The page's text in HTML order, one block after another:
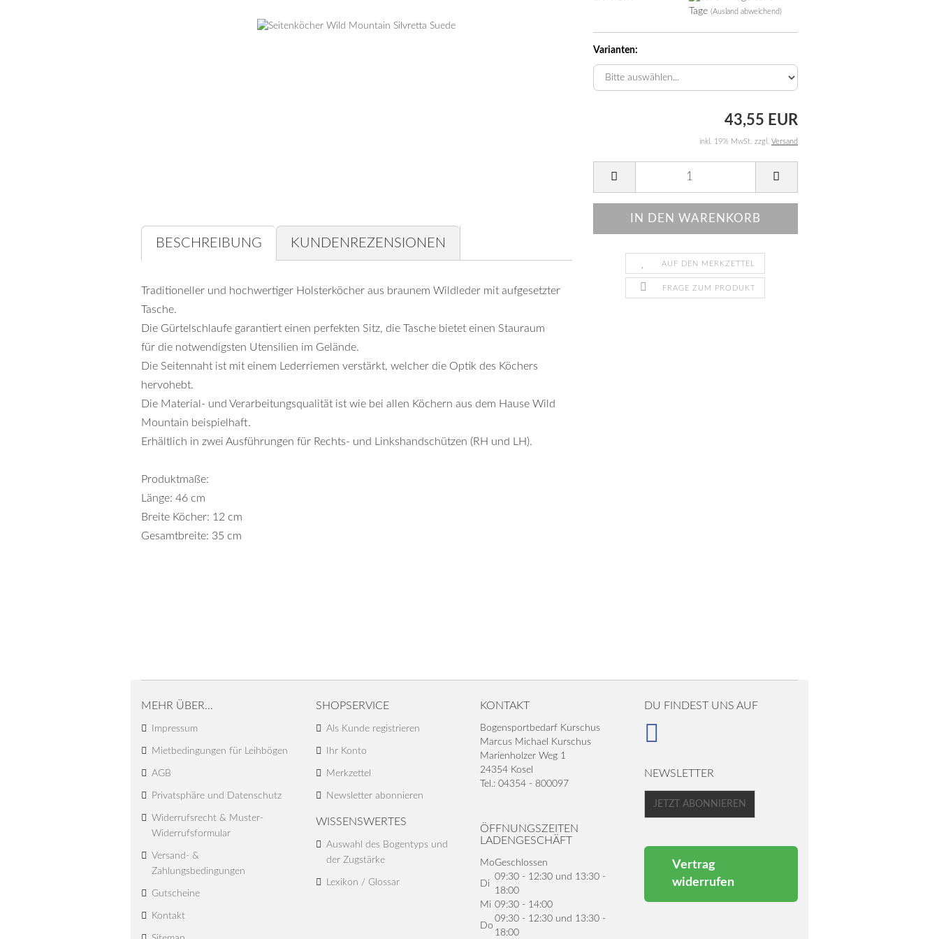
Pfeilspitzen für Holzschäfte
Tage (Ausland abweichend)
Varianten:
43,55 EUR
inkl. 19% MwSt. zzgl. Versand
AUF DEN MERKZETTEL
FRAGE ZUM PRODUKT
BESCHREIBUNG KUNDENREZENSIONEN
Traditioneller und hochwertiger Holsterköcher aus braunem Wildleder mit aufgesetzter
Tasche.
Die Gürtelschlaufe garantiert einen perfekten Sitz, die Tasche bietet einen Stauraum
für die notwendigsten Utensilien im Gelände.
Die Seitennaht ist mit einem Lederriemen verstärkt, welcher die Optik des Köchers
hervohebt.
Die Material- und Verarbeitungsqualität ist wie bei allen Köchern aus dem Hause Wild
Mountain beispielhaft.
Erhältlich in zwei Ausführungen für Rechts- und Linkshandschützen (RH und LH).
Produktmaße:
Länge: 46 cm
Breite Köcher: 12 cm
Gesamtbreite: 35 cm
MEHR ÜBER...
Impressum
Mietbedingungen für Leihbögen
AGB
Privatsphäre und Datenschutz
Widerrufsrecht & Muster-
Widerrufsformular
Versand- &
Zahlungsbedingungen
Gutscheine
Kontakt
SHOPSERVICE
Als Kunde registrieren
Ihr Konto
Merkzettel
Newsletter abonnieren
WISSENSWERTES
Auswahl des Bogentyps und
der Zugstärke
Lexikon / Glossar
KONTAKT
Bogensportbedarf Kurschus
Marcus Michael Kurschus
Marienholzer Weg 1
24354 Kosel
Tel.: 04354 - 800097
ÖFFNUNGSZEITEN
LADENGESCHÄFT
MoGeschlossen
Di
09:30 - 12:30 und 13:30 -
18:00
Mi 09:30 - 14:00
Do
09:30 - 12:30 und 13:30 -
18:00
DU FINDEST UNS AUF
NEWSLETTER
JETZT ABONNIEREN
Vertrag
widerrufen